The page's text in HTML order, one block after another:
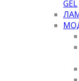
GEL